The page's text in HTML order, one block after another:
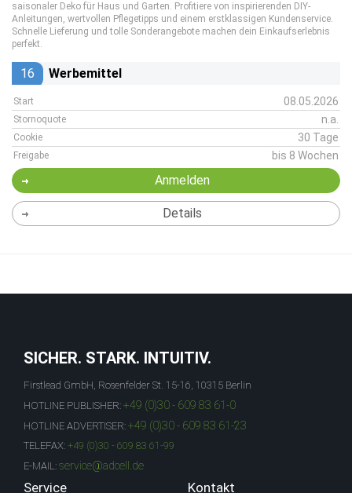
saisonaler Deko für Haus und Garten. Profitiere von inspirierenden DIY-
Anleitungen, wertvollen Pflegetipps und einem erstklassigen Kundenservice.
Schnelle Lieferung und tolle Sonderangebote machen dein Einkaufserlebnis
perfekt.
16 Werbemittel
Start 08.05.2026
Stornoquote n.a.
Cookie 30 Tage
Freigabe bis 8 Wochen
Anmelden
Details
SICHER. STARK. INTUITIV.
Firstlead GmbH, Rosenfelder St. 15-16, 10315 Berlin
HOTLINE PUBLISHER: +49 (0)30 - 609 83 61-0
HOTLINE ADVERTISER: +49 (0)30 - 609 83 61-23
TELEFAX: +49 (0)30 - 609 83 61-99
E-MAIL: service@adcell.de
Service Kontakt